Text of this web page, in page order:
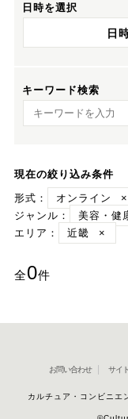
日時を選択
日
キーワード検索
キーワード検索
現在の絞り込み条件
形式：
オンライン
×
ジャンル：
美容・健
エリア：
近畿 ×
全0件
お問い合わせ サイ
カルチュア・コンビニ